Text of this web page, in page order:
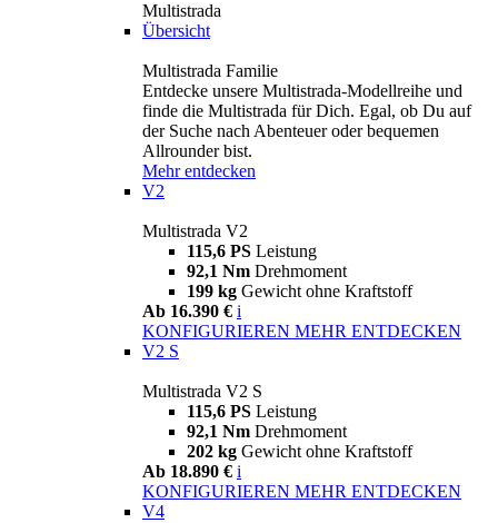
Multistrada
Übersicht
Multistrada Familie
Entdecke unsere Multistrada-Modellreihe und
finde die Multistrada für Dich. Egal, ob Du auf
der Suche nach Abenteuer oder bequemen
Allrounder bist.
Mehr entdecken
V2
Multistrada V2
115,6 PS Leistung
92,1 Nm Drehmoment
199 kg Gewicht ohne Kraftstoff
Ab 16.390 € i
KONFIGURIEREN MEHR ENTDECKEN
V2 S
Multistrada V2 S
115,6 PS Leistung
92,1 Nm Drehmoment
202 kg Gewicht ohne Kraftstoff
Ab 18.890 € i
KONFIGURIEREN MEHR ENTDECKEN
V4